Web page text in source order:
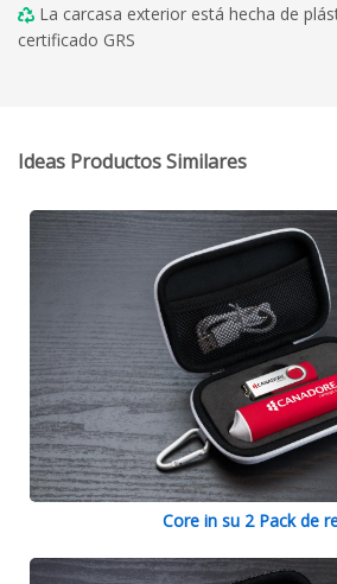
La carcasa exterior está hecha de
certificado GRS
Ideas Productos Similares
Core in su 2 Pack de